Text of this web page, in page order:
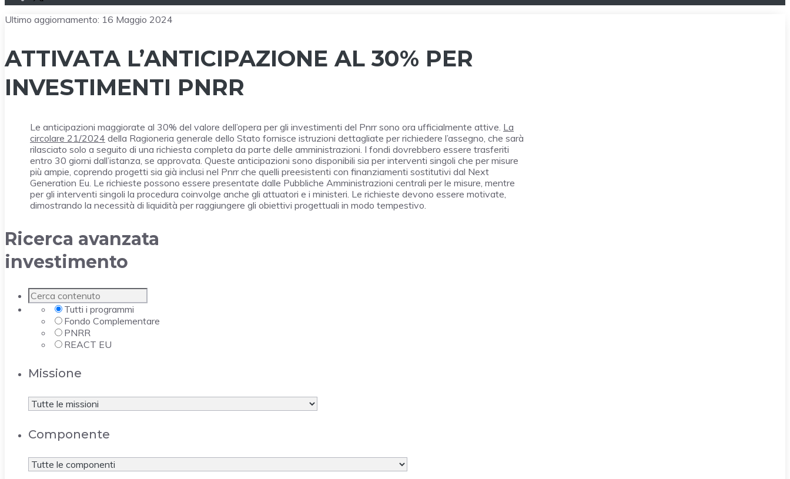
Ultimo aggiornamento: 16 Maggio 2024
ATTIVATA L’ANTICIPAZIONE AL 30% PER
INVESTIMENTI PNRR
Le anticipazioni maggiorate al 30% del valore dell’opera per gli investimenti del Pnrr sono ora ufficialmente attive. La
circolare 21/2024 della Ragioneria generale dello Stato fornisce istruzioni dettagliate per richiedere l’assegno, che sarà
rilasciato solo a seguito di una richiesta completa da parte delle amministrazioni. I fondi dovrebbero essere trasferiti
entro 30 giorni dall’istanza, se approvata. Queste anticipazioni sono disponibili sia per interventi singoli che per misure
più ampie, coprendo progetti sia già inclusi nel Pnrr che quelli preesistenti con finanziamenti sostitutivi dal Next
Generation Eu. Le richieste possono essere presentate dalle Pubbliche Amministrazioni centrali per le misure, mentre
per gli interventi singoli la procedura coinvolge anche gli attuatori e i ministeri. Le richieste devono essere motivate,
dimostrando la necessità di liquidità per raggiungere gli obiettivi progettuali in modo tempestivo.
Ricerca avanzata
investimento
Tutti i programmi
Fondo Complementare
PNRR
REACT EU
Missione
Componente